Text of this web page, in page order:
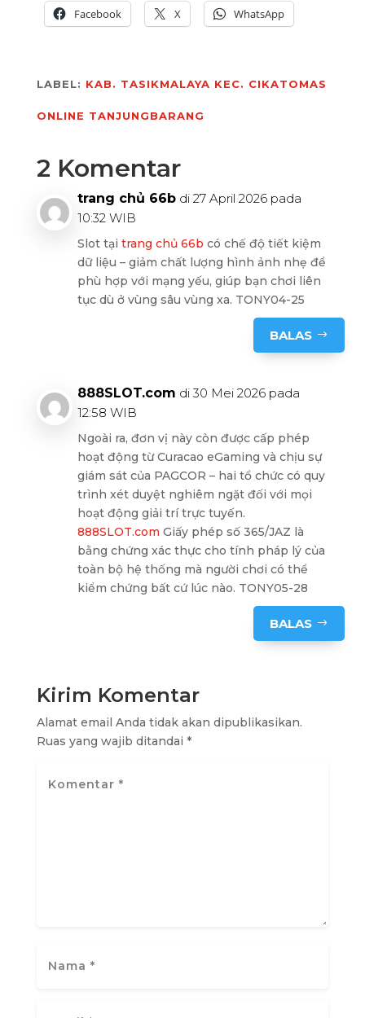
Facebook X WhatsApp
LABEL: KAB. TASIKMALAYA KEC. CIKATOMAS
ONLINE TANJUNGBARANG
2 Komentar
trang chủ 66b di 27 April 2026 pada
10:32 WIB
Slot tại trang chủ 66b có chế độ tiết kiệm
dữ liệu – giảm chất lượng hình ảnh nhẹ để
phù hợp với mạng yếu, giúp bạn chơi liên
tục dù ở vùng sâu vùng xa. TONY04-25
BALAS
888SLOT.com di 30 Mei 2026 pada
12:58 WIB
Ngoài ra, đơn vị này còn được cấp phép
hoạt động từ Curacao eGaming và chịu sự
giám sát của PAGCOR – hai tổ chức có quy
trình xét duyệt nghiêm ngặt đối với mọi
hoạt động giải trí trực tuyến.
888SLOT.com Giấy phép số 365/JAZ là
bằng chứng xác thực cho tính pháp lý của
toàn bộ hệ thống mà người chơi có thể
kiểm chứng bất cứ lúc nào. TONY05-28
BALAS
Kirim Komentar
Alamat email Anda tidak akan dipublikasikan.
Ruas yang wajib ditandai *